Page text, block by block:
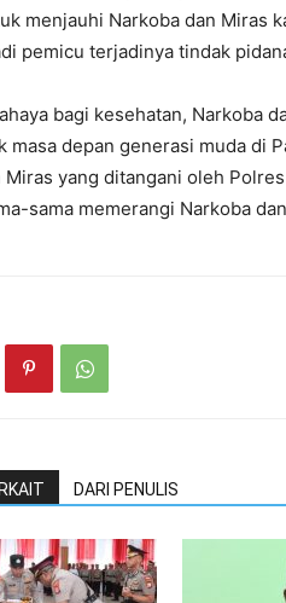
menjauhi Narkoba dan Miras
pemicu terjadinya tindak
bagi kesehatan, Narkoba
masa depan generasi muda di
Miras yang ditangani oleh
sama memerangi Narkoba
DARI PENULIS